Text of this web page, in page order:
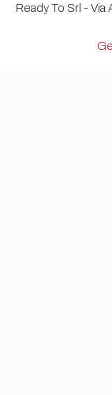
Ready To Srl - Via